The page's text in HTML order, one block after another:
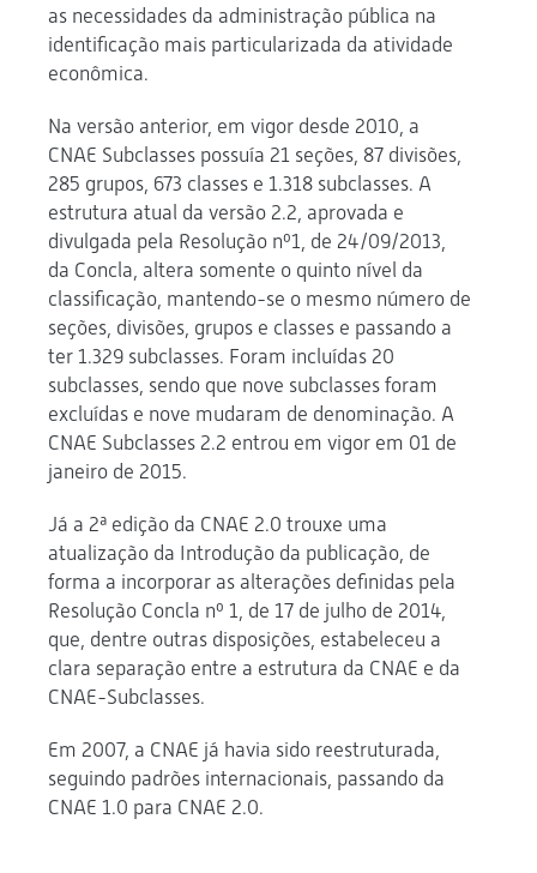
as necessidades da administração pública na
identificação mais particularizada da atividade
econômica.
Na versão anterior, em vigor desde 2010, a
CNAE Subclasses possuía 21 seções, 87 divisões,
285 grupos, 673 classes e 1.318 subclasses. A
estrutura atual da versão 2.2, aprovada e
divulgada pela Resolução nº1, de 24/09/2013,
da Concla, altera somente o quinto nível da
classificação, mantendo-se o mesmo número de
seções, divisões, grupos e classes e passando a
ter 1.329 subclasses. Foram incluídas 20
subclasses, sendo que nove subclasses foram
excluídas e nove mudaram de denominação. A
CNAE Subclasses 2.2 entrou em vigor em 01 de
janeiro de 2015.
Já a 2ª edição da CNAE 2.0 trouxe uma
atualização da Introdução da publicação, de
forma a incorporar as alterações definidas pela
Resolução Concla nº 1, de 17 de julho de 2014,
que, dentre outras disposições, estabeleceu a
clara separação entre a estrutura da CNAE e da
CNAE-Subclasses.
Em 2007, a CNAE já havia sido reestruturada,
seguindo padrões internacionais, passando da
CNAE 1.0 para CNAE 2.0.